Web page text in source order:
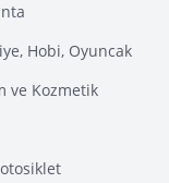
Hobi, Oyuncak
ve Kozmetik